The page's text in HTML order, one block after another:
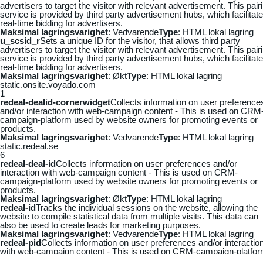
advertisers to target the visitor with relevant advertisement. This
service is provided by third party advertisement hubs, which
real-time bidding for advertisers.
Maksimal lagringsvarighet: VedvarendeType: HTML lokal lagring
u_scsid_rSets a unique ID for the visitor, that allows third party
advertisers to target the visitor with relevant advertisement. This
service is provided by third party advertisement hubs, which
real-time bidding for advertisers.
Maksimal lagringsvarighet: ØktType: HTML lokal lagring
static.onsite.voyado.com
1
redeal-dealid-cornerwidgetCollects information on user
and/or interaction with web-campaign content - This is used on
campaign-platform used by website owners for promoting events or
products.
Maksimal lagringsvarighet: VedvarendeType: HTML lokal lagring
static.redeal.se
6
redeal-deal-idCollects information on user preferences and/or
interaction with web-campaign content - This is used on CRM-
campaign-platform used by website owners for promoting events or
products.
Maksimal lagringsvarighet: ØktType: HTML lokal lagring
redeal-idTracks the individual sessions on the website, allowing the
website to compile statistical data from multiple visits. This data can
also be used to create leads for marketing purposes.
Maksimal lagringsvarighet: VedvarendeType: HTML lokal lagring
redeal-pidCollects information on user preferences and/or
with web-campaign content - This is used on CRM-campaign-